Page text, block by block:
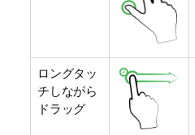
ロングタッ
チしながら
ドラッグ